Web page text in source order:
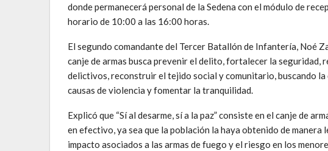
donde permanecerá personal de la Sedena con el módulo de
horario de 10:00 a las 16:00 horas.
El segundo comandante del Tercer Batallón de Infantería, Noé
canje de armas busca prevenir el delito, fortalecer la seguridad,
delictivos, reconstruir el tejido social y comunitario, buscando
causas de violencia y fomentar la tranquilidad.
Explicó que “Sí al desarme, sí a la paz” consiste en el canje de
en efectivo, ya sea que la población la haya obtenido de
impacto asociados a las armas de fuego y el riesgo en los